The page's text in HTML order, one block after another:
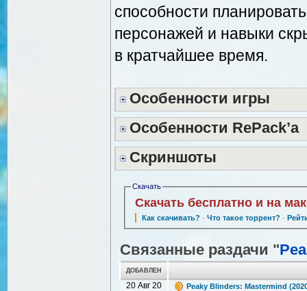
способности
персонажей и навыки
в кратчайшее время.
Особенности игры
Особенности RePack’а
Скриншоты
Скачать
Скачать бесплатно и на
Как скачивать? · Что такое торрент? ·
Связанные раздачи "
ДОБАВЛЕН
20 Авг 20 Peaky Blinders: Mastermind